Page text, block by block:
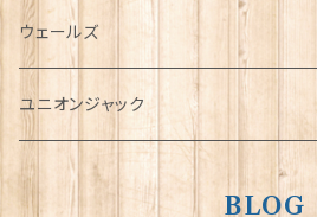
傘
指貫(シンブル)
ウェールズ
ユニオンジャック
BLOG